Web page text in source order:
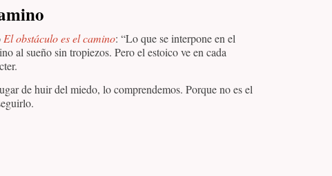
El obstáculo es el camino: “Lo que se interpone en el
al sueño sin tropiezos. Pero el estoico ve en cada
de huir del miedo, lo comprendemos. Porque no es el